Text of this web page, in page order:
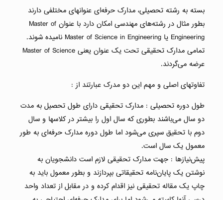
بسته به رشته تحصیلی، مدارک حرفه‌ای عنوانهای مختلفی دارند
بطور مثال در رشته‌های مهندسی امکان دارد با عنوان Master of
Engineering یا Master of Science in Engineering نامیده شوند.
تمامی مدارک تحقیقی تحت یک عنوان یعنی Master of Science
عرضه می‌گردند.
تفاوتهای اصلی و مهم این دو مدرک عبارتند از :
طول دوره تحصیلی : مدارک تحقیقی دارای طول تحصیل به مدت
دو سال می‌باشند بطوری که سال اول را بیشتر در کلاسها و سال
دوم با تحقیق سپری می‌شود اما طول دوره مدارک حرفه‌ای به طور
معمول یک سال است.
پیش‌نیازها : جهت مدارک تحقیقی لازم است دانشجویان به
نوشتن یک پایان‌نامه تحقیقاتی بپردازند و بطور معمول باید به
چاپ یک مقاله تحقیقی نیز اقدام کرده و در مقابل از تعداد واحد